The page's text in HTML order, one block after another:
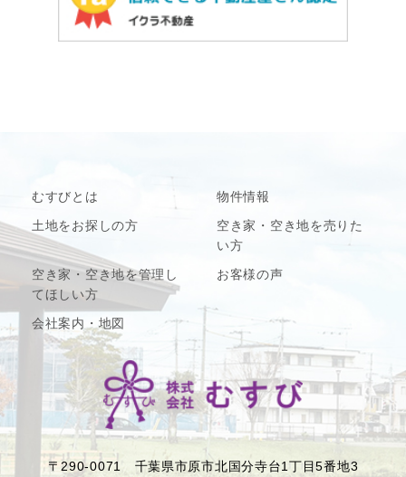
むすびとは
物件情報
土地をお探しの方
空き家・空き地を売りた
い方
空き家・空き地を管理し
てほしい方
お客様の声
会社案内・地図
〒290-0071 千葉県市原市北国分寺台1丁目5番地3